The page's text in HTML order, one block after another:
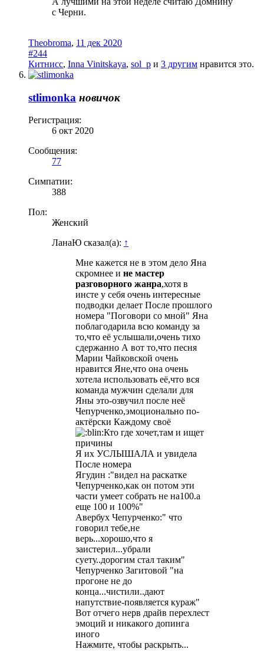
с Черни.
Theobroma, 11 дек 2020
#244
Китнисс, Inna Vinitskaya, sol_p и 3 другим нравится это.
stlimonka новичок
Регистрация:
6 окт 2020
Сообщения:
77
Симпатии:
388
Пол:
Женский
ЛанаЮ сказал(а): ↑
Мне кажется не в этом дело Яна
скромнее и не мастер
разговорного жанра,хотя в
инсте у себя очень интересные
подводки делает После прошлого
номера "Поговори со мной" Яна
поблагодарила всю команду за
то,что её услышали,очень тихо
сдержанно А вот то,что песня
Марии Чайковской очень
нравится Яне,что она очень
хотела использовать её,что вся
команда мужчин сделали для
Яны это-озвучил после неё
Чепурченко,эмоционально по-
актёрски Каждому своё
Кто где хочет,там и ищет
причины
Я их УСЛЫШАЛА и увидела
После номера
Ягудин :"видел на раскатке
Чепурченко,как он потом эти
части умеет собрать не на100.а
еще 100 и 100%"
Авербух Чепурченко:" что
говорил тебе,не
верь...хорошо,что я
заистерил...убрали
суету..дорогим стал таким"
Чепурченко Загитовой "на
прогоне не до
конца...чистили..дают
напутствие-появляется кураж"
Вот отчего нерв драйв перехлест
эмоций и никакого допинга
иного
Нажмите, чтобы раскрыть...